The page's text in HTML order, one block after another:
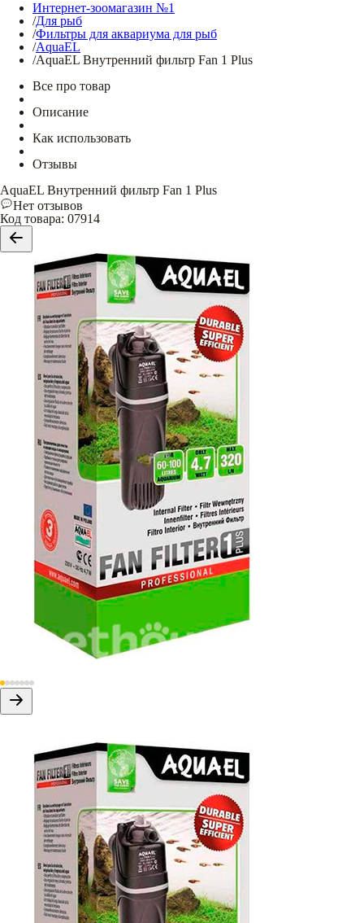
Интернет-зоомагазин №1
/Для рыб
/Фильтры для аквариума для рыб
/AquaEL
/AquaEL Внутренний фильтр Fan 1 Plus
Все про товар
Описание
Как использовать
Отзывы
AquaEL Внутренний фильтр Fan 1 Plus
Нет отзывов
Код товара: 07914